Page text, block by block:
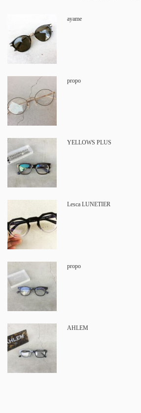
ayame
propo
YELLOWS PLUS
Lesca LUNETIER
propo
AHLEM